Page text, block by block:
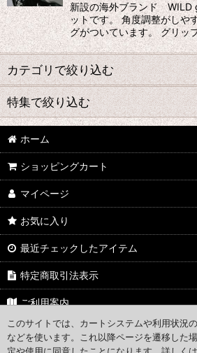
新設の海外ブランド WILD
ットです。 角度調整がしや
グがついています。 グリッ
カテゴリで絞り込む
★BMW R18 在庫処分★
☆RnineT在庫処分☆
アパレル Tシャツ
KERTS
サスペンション
フォグランプキット
ウィンドシールド
R18パッセンジャーシリーズ
BMW系ウィンカー・ミラー
特集で絞り込む
BMW R18
BMW RnineT
BMW R12シリーズ 2024-
BMW MOTORRAD ALL MODEL
ハンターカブ
サスペンション
ホーム
ショッピングカート
マイページ
お気に入り
最近チェックしたアイテム
特定商取引法表示
ご利用案内
お問い合わせ
このサイトでは、カートシステムや利用状況
などを使います。これ以降ページを遷移した